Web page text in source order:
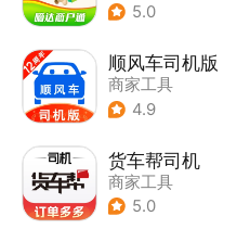
5.0
顺风车司机版
商家工具
4.9
货车帮司机
商家工具
5.0